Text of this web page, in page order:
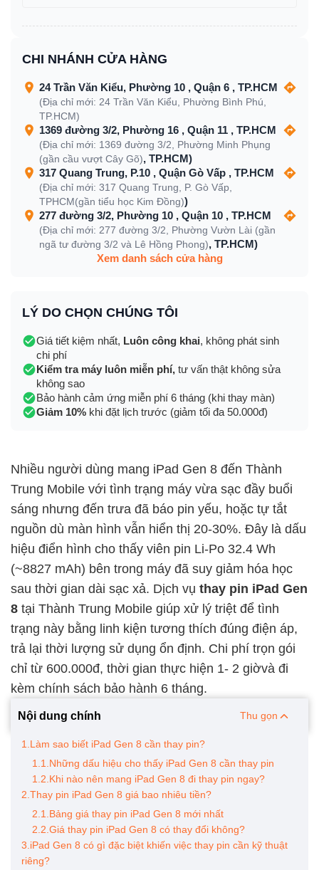
CHI NHÁNH CỬA HÀNG
24 Trần Văn Kiểu, Phường 10 , Quận 6 , TP.HCM
(Địa chỉ mới: 24 Trần Văn Kiểu, Phường Bình Phú,
TP.HCM)
1369 đường 3/2, Phường 16 , Quận 11 , TP.HCM
(Địa chỉ mới: 1369 đường 3/2, Phường Minh Phụng
(gần cầu vượt Cây Gõ), TP.HCM)
317 Quang Trung, P.10 , Quận Gò Vấp , TP.HCM
(Địa chỉ mới: 317 Quang Trung, P. Gò Vấp,
TPHCM(gần tiểu học Kim Đồng))
277 đường 3/2, Phường 10 , Quận 10 , TP.HCM
(Địa chỉ mới: 277 đường 3/2, Phường Vườn Lài (gần
ngã tư đường 3/2 và Lê Hồng Phong), TP.HCM)
Xem danh sách cửa hàng
LÝ DO CHỌN CHÚNG TÔI
Giá tiết kiệm nhất, Luôn công khai, không phát sinh
chi phí
Kiểm tra máy luôn miễn phí, tư vấn thật không sửa
không sao
Bảo hành cảm ứng miễn phí 6 tháng (khi thay màn)
Giảm 10% khi đặt lịch trước (giảm tối đa 50.000đ)
Nhiều người dùng mang iPad Gen 8 đến Thành
Trung Mobile với tình trạng máy vừa sạc đầy buổi
sáng nhưng đến trưa đã báo pin yếu, hoặc tự tắt
nguồn dù màn hình vẫn hiển thị 20-30%. Đây là dấu
hiệu điển hình cho thấy viên pin Li-Po 32.4 Wh
(~8827 mAh) bên trong máy đã suy giảm hóa học
sau thời gian dài sạc xả. Dịch vụ thay pin iPad Gen
8 tại Thành Trung Mobile giúp xử lý triệt để tình
trạng này bằng linh kiện tương thích đúng điện áp,
trả lại thời lượng sử dụng ổn định. Chi phí trọn gói
chỉ từ 600.000đ, thời gian thực hiện 1- 2 giờvà đi
kèm chính sách bảo hành 6 tháng.
Nội dung chính Thu gọn
1.Làm sao biết iPad Gen 8 cần thay pin?
1.1.Những dấu hiệu cho thấy iPad Gen 8 cần thay pin
1.2.Khi nào nên mang iPad Gen 8 đi thay pin ngay?
2.Thay pin iPad Gen 8 giá bao nhiêu tiền?
2.1.Bảng giá thay pin iPad Gen 8 mới nhất
2.2.Giá thay pin iPad Gen 8 có thay đổi không?
3.iPad Gen 8 có gì đặc biệt khiến việc thay pin cần kỹ thuật
riêng?